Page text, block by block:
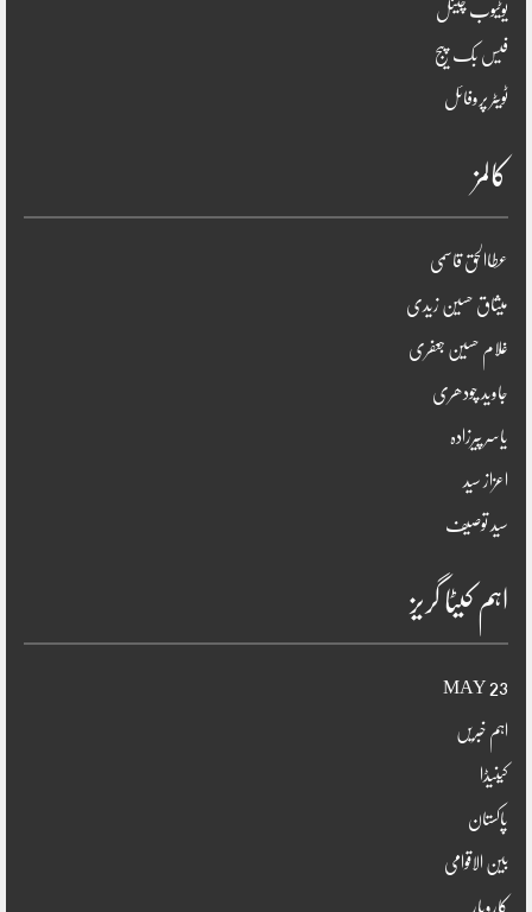
یوٹیوب چینل
فیس بک پیج
ٹویٹر پروفائل
کالمز
عطاالحق قاسمی
میثاق حسین زیدی
غلام حسین جعفری
جاوید چودھری
یاسر پیرزادہ
اعزاز سید
سید توصیف
اہم کیٹا گریز
23 MAY
اہم خبریں
کینیڈا
پاکستان
بین الاقوامی
کاروبار